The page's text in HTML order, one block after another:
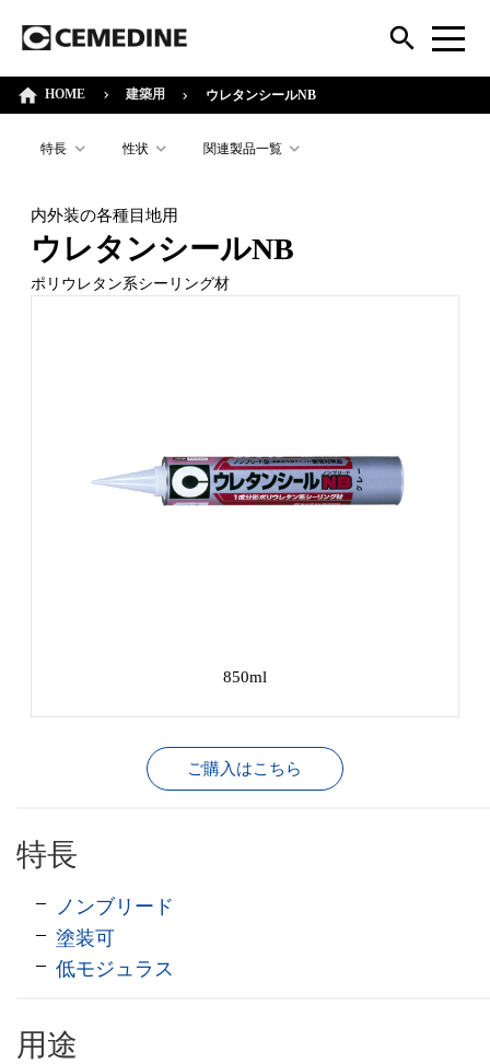
HOME 建築用 ウレタンシールNB
特長 性状 関連製品一覧
内外装の各種目地用
ウレタンシールNB
ポリウレタン系シーリング材
850ml
ご購入はこちら
特長
ノンブリード
塗装可
低モジュラス
用途